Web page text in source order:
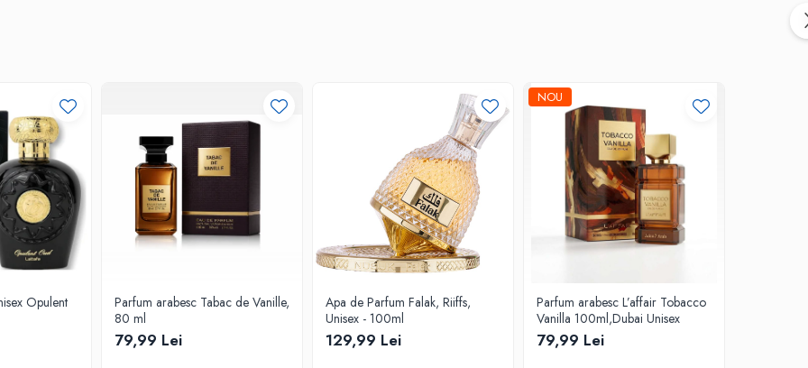
Opulent
Parfum arabesc Tabac de Vanille,
80 ml
79,99 Lei
Apa de Parfum Falak, Riiffs,
Unisex - 100ml
129,99 Lei
NOU
Parfum arabesc L’affair Tobacco
Vanilla 100ml,Dubai Unisex
79,99 Lei